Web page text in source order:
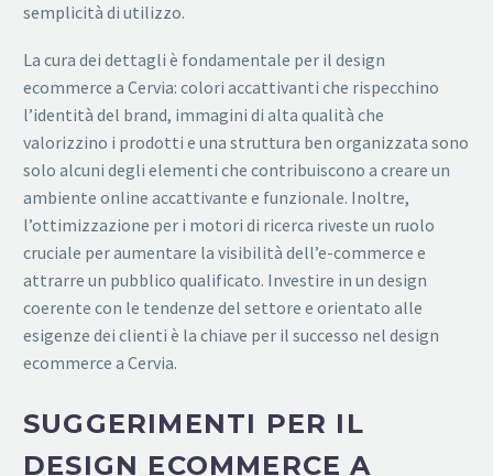
semplicità di utilizzo.
La cura dei dettagli è fondamentale per il design
ecommerce a Cervia: colori accattivanti che rispecchino
l’identità del brand, immagini di alta qualità che
valorizzino i prodotti e una struttura ben organizzata sono
solo alcuni degli elementi che contribuiscono a creare un
ambiente online accattivante e funzionale. Inoltre,
l’ottimizzazione per i motori di ricerca riveste un ruolo
cruciale per aumentare la visibilità dell’e-commerce e
attrarre un pubblico qualificato. Investire in un design
coerente con le tendenze del settore e orientato alle
esigenze dei clienti è la chiave per il successo nel design
ecommerce a Cervia.
SUGGERIMENTI PER IL
DESIGN ECOMMERCE A